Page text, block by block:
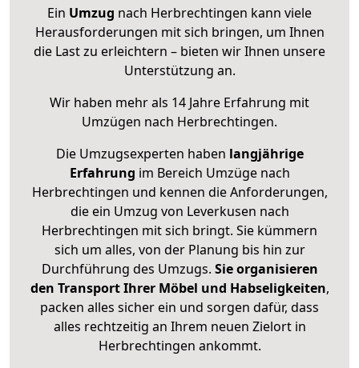
Ein Umzug nach Herbrechtingen kann viele
Herausforderungen mit sich bringen, um Ihnen
die Last zu erleichtern – bieten wir Ihnen unsere
Unterstützung an.
Wir haben mehr als 14 Jahre Erfahrung mit
Umzügen nach Herbrechtingen.
Die Umzugsexperten haben langjährige
Erfahrung im Bereich Umzüge nach
Herbrechtingen und kennen die Anforderungen,
die ein Umzug von Leverkusen nach
Herbrechtingen mit sich bringt. Sie kümmern
sich um alles, von der Planung bis hin zur
Durchführung des Umzugs. Sie organisieren
den Transport Ihrer Möbel und Habseligkeiten,
packen alles sicher ein und sorgen dafür, dass
alles rechtzeitig an Ihrem neuen Zielort in
Herbrechtingen ankommt.